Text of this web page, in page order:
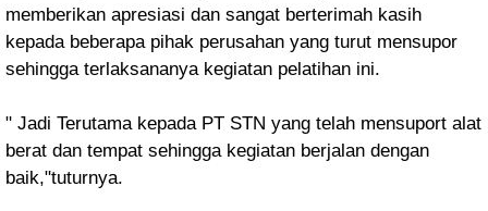
memberikan apresiasi dan sangat berterimah kasih
kepada beberapa pihak perusahan yang turut mensupor
sehingga terlaksananya kegiatan pelatihan ini.
" Jadi Terutama kepada PT STN yang telah mensuport alat
berat dan tempat sehingga kegiatan berjalan dengan
baik,"tuturnya.